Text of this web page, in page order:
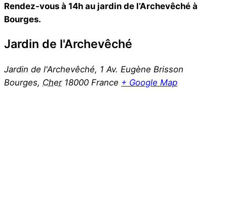
Rendez-vous à 14h au jardin de l’Archevêché à
Bourges.
Jardin de l'Archevêché
Jardin de l'Archevêché, 1 Av. Eugène Brisson
Bourges, Cher 18000 France + Google Map